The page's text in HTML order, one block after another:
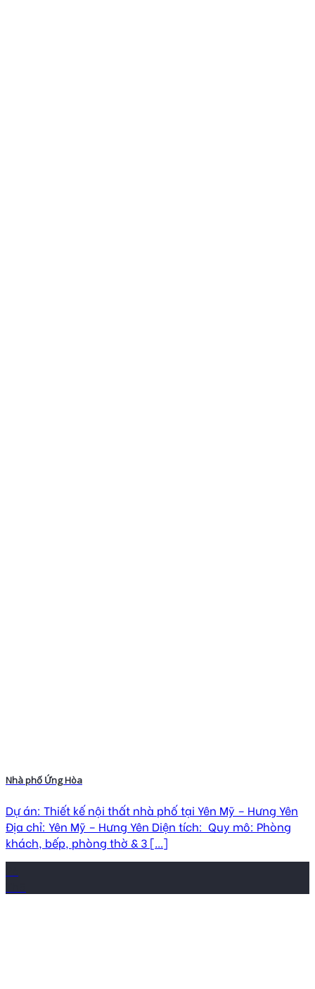
Nhà phố Ứng Hòa
Dự án: Thiết kế nội thất nhà phố tại Yên Mỹ – Hưng Yên
Địa chỉ: Yên Mỹ – Hưng Yên Diện tích: Quy mô: Phòng
khách, bếp, phòng thờ & 3 [...]